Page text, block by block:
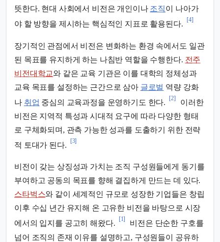
뜻한다. 현대 사회에서 비전은 개인이나 조직이 나아가
야 할 방향을 제시하는 핵심적인 지표로 활용된다.
[4]
장기적인 관점에서 비전은 변화하는 환경 속에서도 일관
된 목표를 유지하게 하는 나침반 역할을 수행한다. 전주
비전대학교와 같은 교육 기관은 이를 대학의 정체성과
교육 목표를 설정하는 근간으로 삼아 글로벌 역량 강화
나 취업 중심의 교육과정을 운영하기도 한다.
[2]
이러한
비전은 지역적 특성과 시대적 요구에 따라 다양한 형태
로 구체화되며, 관측 가능한 성과를 도출하기 위한 전략
적 토대가 된다.
[3]
비전이 갖는 상징성과 가치는 조직 구성원들에게 동기를
부여하고 공동의 목표를 향해 결집하게 만드는 데 있다.
스타벅스와 같이 세계적인 규모로 성장한 기업들은 창립
이후 수십 년간 유지해 온 고유한 비전을 바탕으로 시장
에서의 입지를 공고히 해왔다.
[1]
비전은 단순한 구호를
넘어 조직의 존재 이유를 설명하고, 구성원들이 공유하